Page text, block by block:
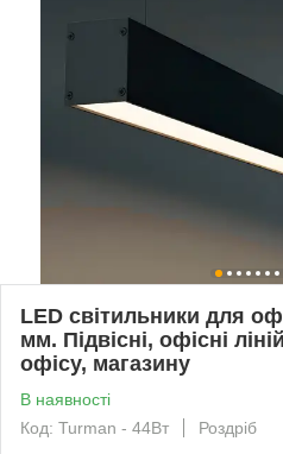
LED світильники для
мм. Підвісні, офісні
офісу, магазину
В наявності
Код: Turman - 44Вт
Роздріб